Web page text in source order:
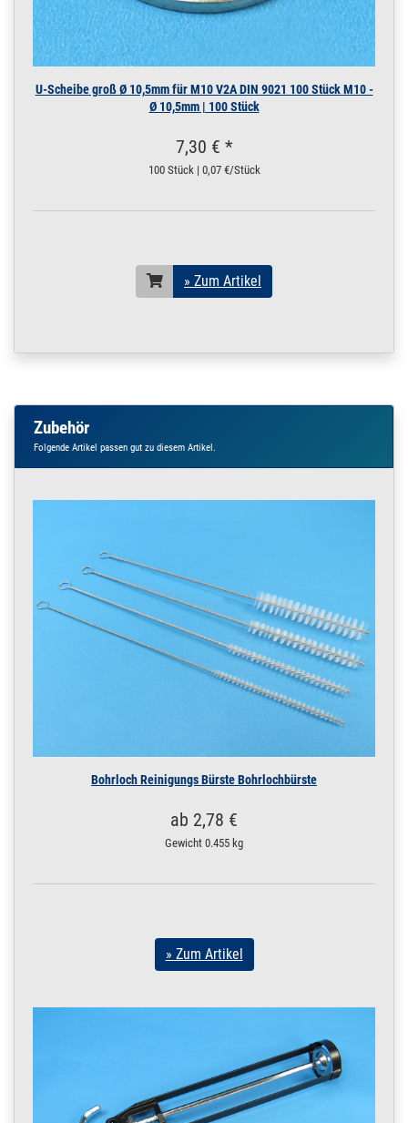
U-Scheibe groß Ø 10,5mm für M10 V2A DIN 9021 100 Stück M10 -
Ø 10,5mm | 100 Stück
7,30 € *
100 Stück | 0,07 €/Stück
» Zum Artikel
Zubehör
Folgende Artikel passen gut zu diesem Artikel.
Bohrloch Reinigungs Bürste Bohrlochbürste
ab 2,78 €
Gewicht 0.455 kg
» Zum Artikel